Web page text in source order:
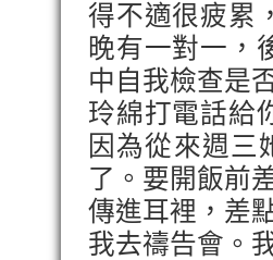
得不適很疲累
晚有一對一，
中自我檢查是
玲綿打電話給
因為從來週三
了。要開飯前
傳進耳裡，差
我去禱告會。